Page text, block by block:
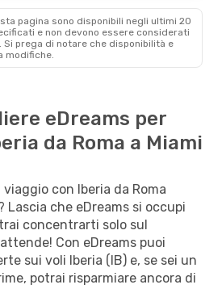
pagina sono disponibili negli ultimi 20
e non devono essere considerati
Si prega di notare che disponibilità e
modifiche.
eDreams per
da Roma a Miami
con Iberia da Roma
Lascia che eDreams si occupi
concentrarti solo sul
Con eDreams puoi
sui voli Iberia (IB) e, se sei un
potrai risparmiare ancora di